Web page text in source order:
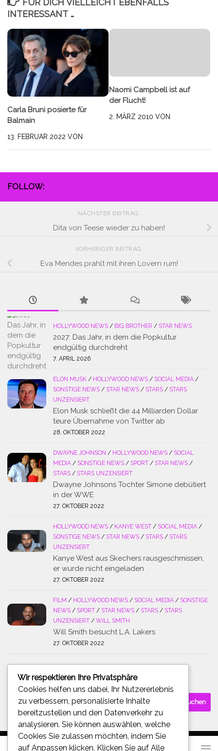
FÜR DICH VIELLEICHT EBENFALLS
INTERESSANT …
Carla Bruni posierte für
Balmain
13. FEBRUAR 2022 VON
Naomi Campbell ist auf
der Flucht!
2. MÄRZ 2010 VON
FOLLOW:
NÄCHSTER BEITRAG
Dita von Teese wieder zu haben!
VORHERIGER BEITRAG
Eva Mendes prahlt mit ihren Lovern rum!
HOLLYWOOD NEWS / BIG BROTHER / STAR NEWS
2027: Das Jahr, in dem die Popkultur
endgültig durchdreht
7. APRIL 2026
ELON MUSK / HOLLYWOOD NEWS / SOCIAL MEDIA /
SONSTIGE NEWS / STAR NEWS / STARS / STARS
UNZENSIERT
Elon Musk schließt die 44 Milliarden Dollar
teure Übernahme von Twitter ab
28. OKTOBER 2022
DWAYNE JOHNSON / HOLLYWOOD NEWS / SOCIAL
MEDIA / SONSTIGE NEWS / SPORT / STAR NEWS /
STARS / STARS UNZENSIERT
Dwayne Johnsons Tochter Simone debütiert
in der WWE
27. OKTOBER 2022
HOLLYWOOD NEWS / KANYE WEST / SOCIAL MEDIA /
SONSTIGE NEWS / STAR NEWS / STARS / STARS
UNZENSIERT
Kanye West aus Skechers rausgeschmissen,
er wurde nicht eingeladen
27. OKTOBER 2022
FILM / HOLLYWOOD NEWS / SOCIAL MEDIA / SONSTIGE
NEWS / SPORT / STAR NEWS / STARS / STARS
UNZENSIERT / WILL SMITH
Will Smith besucht L.A. Lakers
27. OKTOBER 2022
Suchen
nach:
Wir respektieren Ihre Privatsphäre
Cookies helfen uns dabei, Ihr Nutzererlebnis
zu verbessern, personalisierte Inhalte
bereitzustellen und den Datenverkehr zu
analysieren. Sie können auswählen, welche
Cookies Sie zulassen möchten, indem Sie
auf Anpassen klicken. Klicken Sie auf Alle